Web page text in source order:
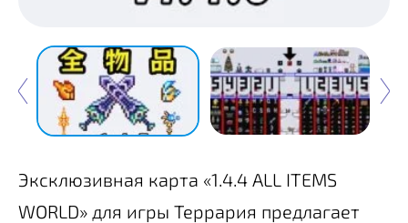
Эксклюзивная карта «1.4.4 ALL ITEMS
WORLD» для игры Террария предлагает